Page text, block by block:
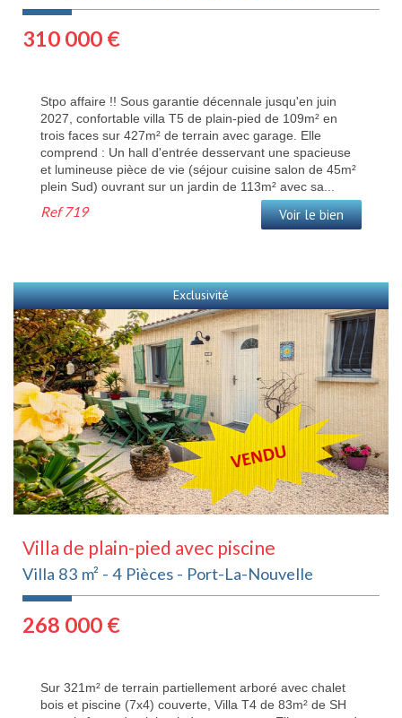
310 000 €
Stpo affaire !! Sous garantie décennale jusqu'en juin
2027, confortable villa T5 de plain-pied de 109m² en
trois faces sur 427m² de terrain avec garage. Elle
comprend : Un hall d'entrée desservant une spacieuse
et lumineuse pièce de vie (séjour cuisine salon de 45m²
plein Sud) ouvrant sur un jardin de 113m² avec sa...
Ref719 Voir le bien
Exclusivité
Villa de plain-pied avec piscine
Villa 83 m² - 4 Pièces - Port-La-Nouvelle
268 000 €
Sur 321m² de terrain partiellement arboré avec chalet
bois et piscine (7x4) couverte, Villa T4 de 83m² de SH